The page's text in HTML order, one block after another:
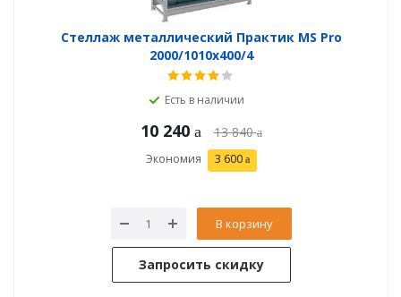
Стеллаж металлический Практик MS Pro
2000/1010x400/4
Есть в наличии
10 240 13 840
Экономия 3 600
В корзину
Запросить скидку